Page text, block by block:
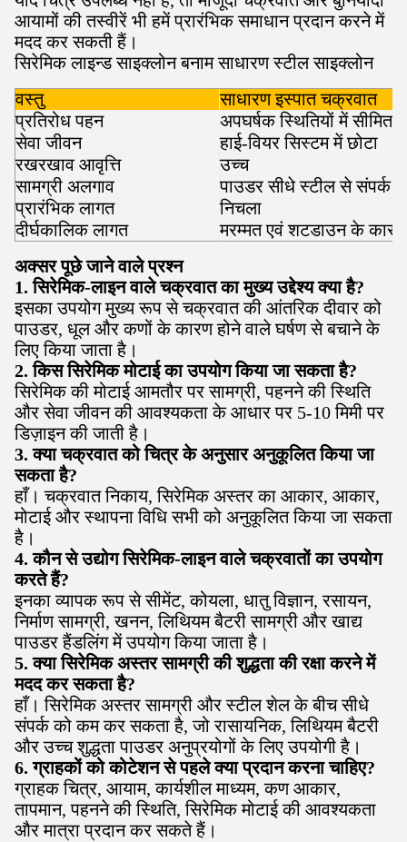
आयामों की तस्वीरें भी हमें प्रारंभिक समाधान प्रदान करने में
मदद कर सकती हैं।
सिरेमिक लाइन्ड साइक्लोन बनाम साधारण स्टील साइक्लोन
वस्तु
साधारण इस्पात चक्रवात
प्रतिरोध पहन
अपघर्षक स्थितियों में सीमित
सेवा जीवन
हाई-वियर सिस्टम में छोटा
रखरखाव आवृत्ति
उच्च
सामग्री अलगाव
पाउडर सीधे स्टील से संपर्क
प्रारंभिक लागत
निचला
दीर्घकालिक लागत
मरम्मत एवं शटडाउन के कारण
अक्सर पूछे जाने वाले प्रश्न
1. सिरेमिक-लाइन वाले चक्रवात का मुख्य उद्देश्य क्या है?
इसका उपयोग मुख्य रूप से चक्रवात की आंतरिक दीवार को
पाउडर, धूल और कणों के कारण होने वाले घर्षण से बचाने के
लिए किया जाता है।
2. किस सिरेमिक मोटाई का उपयोग किया जा सकता है?
सिरेमिक की मोटाई आमतौर पर सामग्री, पहनने की स्थिति
और सेवा जीवन की आवश्यकता के आधार पर 5-10 मिमी पर
डिज़ाइन की जाती है।
3. क्या चक्रवात को चित्र के अनुसार अनुकूलित किया जा
सकता है?
हाँ। चक्रवात निकाय, सिरेमिक अस्तर का आकार, आकार,
मोटाई और स्थापना विधि सभी को अनुकूलित किया जा सकता
है।
4. कौन से उद्योग सिरेमिक-लाइन वाले चक्रवातों का उपयोग
करते हैं?
इनका व्यापक रूप से सीमेंट, कोयला, धातु विज्ञान, रसायन,
निर्माण सामग्री, खनन, लिथियम बैटरी सामग्री और खाद्य
पाउडर हैंडलिंग में उपयोग किया जाता है।
5. क्या सिरेमिक अस्तर सामग्री की शुद्धता की रक्षा करने में
मदद कर सकता है?
हाँ। सिरेमिक अस्तर सामग्री और स्टील शेल के बीच सीधे
संपर्क को कम कर सकता है, जो रासायनिक, लिथियम बैटरी
और उच्च शुद्धता पाउडर अनुप्रयोगों के लिए उपयोगी है।
6. ग्राहकों को कोटेशन से पहले क्या प्रदान करना चाहिए?
ग्राहक चित्र, आयाम, कार्यशील माध्यम, कण आकार,
तापमान, पहनने की स्थिति, सिरेमिक मोटाई की आवश्यकता
और मात्रा प्रदान कर सकते हैं।